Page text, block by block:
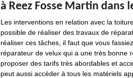
à Reez Fosse Martin dans
Les interventions en relation avec la
possible de réaliser des travaux de
réaliser ces tâches, il faut que vous
réparateur de velux qui a une très bonne
proposer des tarifs très abordables et
peut aussi accéder à tous les matériels